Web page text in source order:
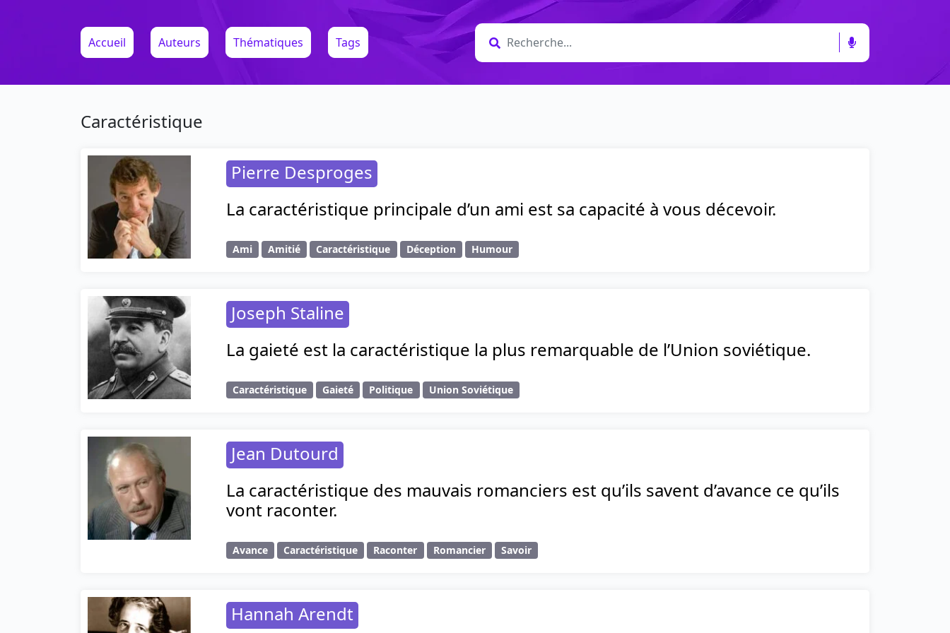
Accueil Auteurs Thématiques Tags
Caractéristique
Pierre Desproges
La caractéristique principale d’un ami est sa capacité à vous décevoir.
Ami Amitié Caractéristique Déception Humour
Joseph Staline
La gaieté est la caractéristique la plus remarquable de l’Union soviétique.
Caractéristique Gaieté Politique Union Soviétique
Jean Dutourd
La caractéristique des mauvais romanciers est qu’ils savent d’avance ce qu’ils
vont raconter.
Avance Caractéristique Raconter Romancier Savoir
Hannah Arendt